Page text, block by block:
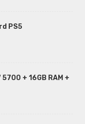
PS5
+ 16GB RAM +